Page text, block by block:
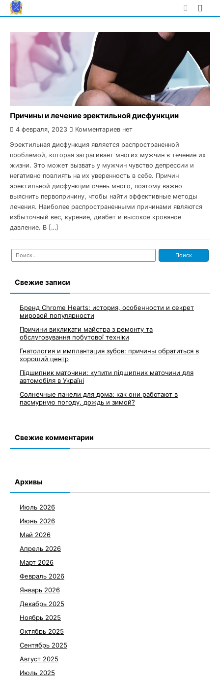
Skip
to
Причины и лечение эректильной дисфункции
4 февраля, 2023 Комментариев нет
Эректильная дисфункция является распространенной
проблемой, которая затрагивает многих мужчин в течение их
жизни. Это может вызвать у мужчин чувство депрессии и
негативно повлиять на их уверенность в себе. Причин
эректильной дисфункции очень много, поэтому важно
выяснить первопричину, чтобы найти эффективные методы
лечения. Наиболее распространенными причинами являются
избыточный вес, курение, диабет и высокое кровяное
давление. В […]
Найти:
Свежие записи
Бренд Chrome Hearts: история, особенности и секрет
мировой популярности
Причини викликати майстра з ремонту та
обслуговування побутової техніки
Гнатология и имплантация зубов: причины обратиться в
хороший центр
Підшипник маточини: купити підшипник маточини для
автомобіля в Україні
Солнечные панели для дома: как они работают в
пасмурную погоду, дождь и зимой?
Свежие комментарии
Архивы
Июль 2026
Июнь 2026
Май 2026
Апрель 2026
Март 2026
Февраль 2026
Январь 2026
Декабрь 2025
Ноябрь 2025
Октябрь 2025
Сентябрь 2025
Август 2025
Июль 2025